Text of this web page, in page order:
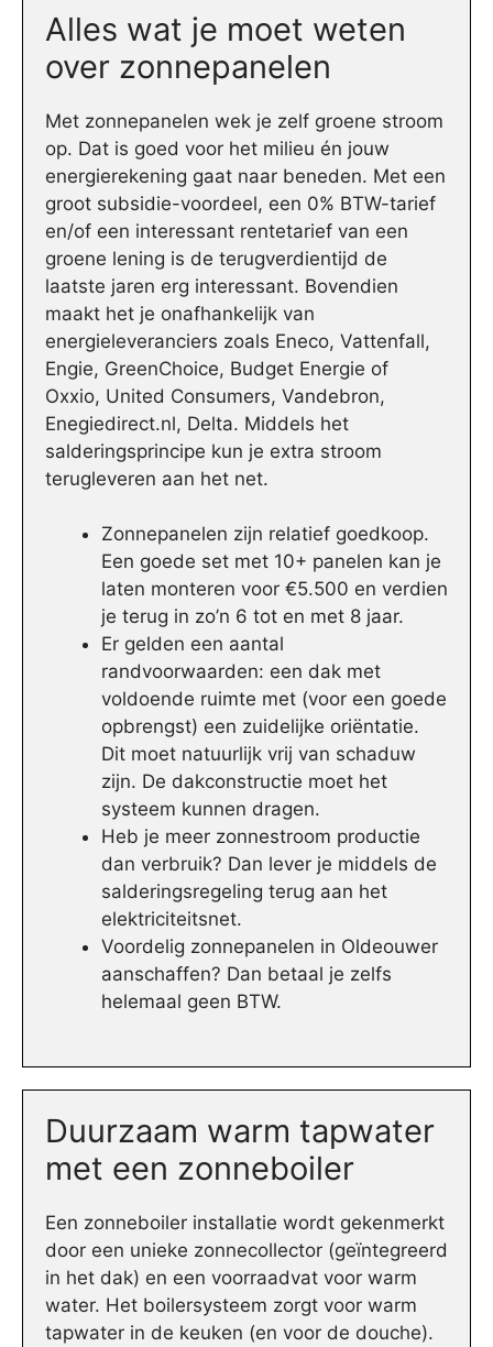
Alles wat je moet weten
over zonnepanelen
Met zonnepanelen wek je zelf groene stroom
op. Dat is goed voor het milieu én jouw
energierekening gaat naar beneden. Met een
groot subsidie-voordeel, een 0% BTW-tarief
en/of een interessant rentetarief van een
groene lening is de terugverdientijd de
laatste jaren erg interessant. Bovendien
maakt het je onafhankelijk van
energieleveranciers zoals Eneco, Vattenfall,
Engie, GreenChoice, Budget Energie of
Oxxio, United Consumers, Vandebron,
Enegiedirect.nl, Delta. Middels het
salderingsprincipe kun je extra stroom
terugleveren aan het net.
Zonnepanelen zijn relatief goedkoop.
Een goede set met 10+ panelen kan je
laten monteren voor €5.500 en verdien
je terug in zo’n 6 tot en met 8 jaar.
Er gelden een aantal
randvoorwaarden: een dak met
voldoende ruimte met (voor een goede
opbrengst) een zuidelijke oriëntatie.
Dit moet natuurlijk vrij van schaduw
zijn. De dakconstructie moet het
systeem kunnen dragen.
Heb je meer zonnestroom productie
dan verbruik? Dan lever je middels de
salderingsregeling terug aan het
elektriciteitsnet.
Voordelig zonnepanelen in Oldeouwer
aanschaffen? Dan betaal je zelfs
helemaal geen BTW.
Duurzaam warm tapwater
met een zonneboiler
Een zonneboiler installatie wordt gekenmerkt
door een unieke zonnecollector (geïntegreerd
in het dak) en een voorraadvat voor warm
water. Het boilersysteem zorgt voor warm
tapwater in de keuken (en voor de douche).